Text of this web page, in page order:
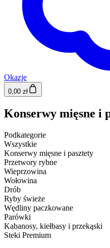
Okazje
0,00 zł
Konserwy mięsne i
Podkategorie
Wszystkie
Konserwy mięsne i pasztety
Przetwory rybne
Wieprzowina
Wołowina
Drób
Ryby świeże
Wędliny paczkowane
Parówki
Kabanosy, kiełbasy i przekąski
Steki Premium